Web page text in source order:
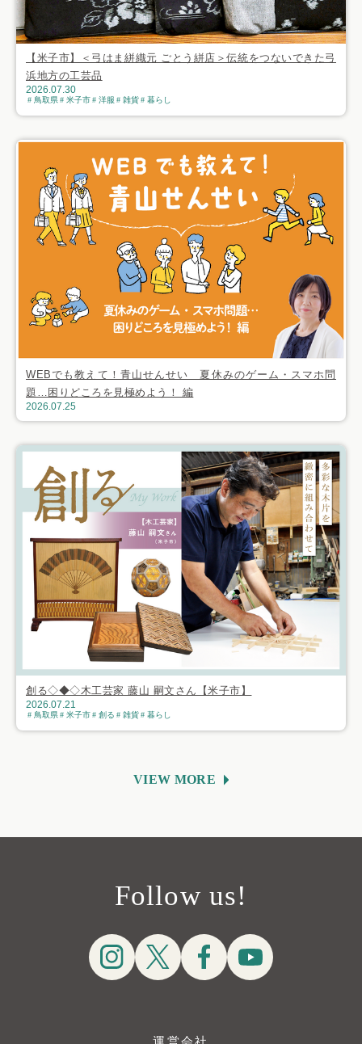
【米子市】＜弓はま絣織元 ごとう絣店＞伝統をつないできた弓
浜地方の工芸品
2026.07.30
鳥取県 米子市 洋服 雑貨 暮らし
WEBでも教えて！青山せんせい 夏休みのゲーム・スマホ問
題…困りどころを見極めよう！ 編
2026.07.25
創る◇◆◇木工芸家 藤山 嗣文さん【米子市】
2026.07.21
鳥取県 米子市 創る 雑貨 暮らし
VIEW MORE
Follow us!
運営会社